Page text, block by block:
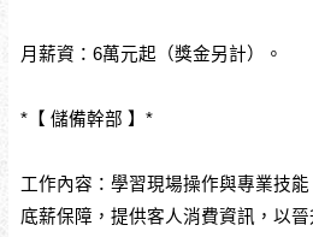
月薪資：6萬元起（獎金另計）。
*【 儲備幹部 】*
工作內容：學習現場操作與專業技
底薪保障，提供客人消費資訊，以